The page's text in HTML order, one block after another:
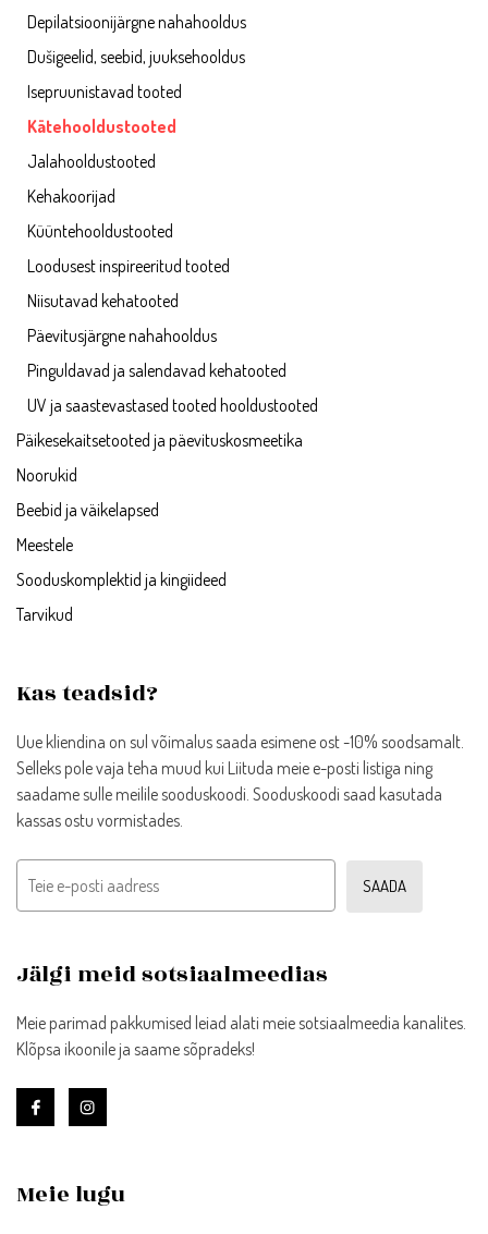
Depilatsioonijärgne nahahooldus
Dušigeelid, seebid, juuksehooldus
Isepruunistavad tooted
Kätehooldustooted
Jalahooldustooted
Kehakoorijad
Küüntehooldustooted
Loodusest inspireeritud tooted
Niisutavad kehatooted
Päevitusjärgne nahahooldus
Pinguldavad ja salendavad kehatooted
UV ja saastevastased tooted hooldustooted
Päikesekaitsetooted ja päevituskosmeetika
Noorukid
Beebid ja väikelapsed
Meestele
Sooduskomplektid ja kingiideed
Tarvikud
Kas teadsid?
Uue kliendina on sul võimalus saada esimene ost -10% soodsamalt.
Selleks pole vaja teha muud kui Liituda meie e-posti listiga ning
saadame sulle meilile sooduskoodi. Sooduskoodi saad kasutada
kassas ostu vormistades.
Jälgi meid sotsiaalmeedias
Meie parimad pakkumised leiad alati meie sotsiaalmeedia kanalites.
Klõpsa ikoonile ja saame sõpradeks!
Meie lugu